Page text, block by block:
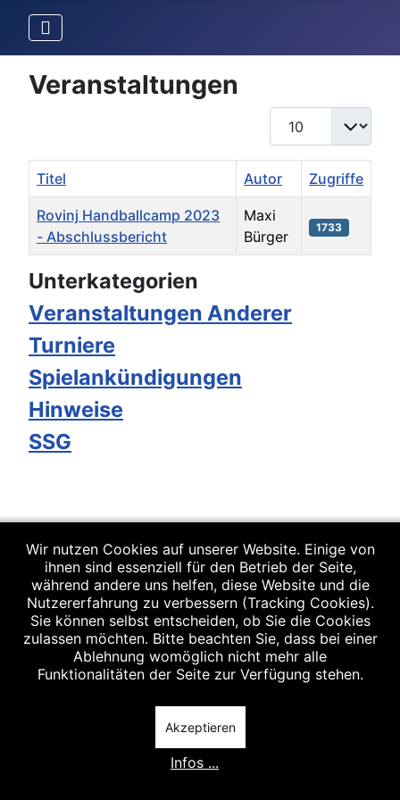
Veranstaltungen
Anzeige #
Titel Autor Zugriffe
Rovinj Handballcamp 2023
- Abschlussbericht
Maxi
Bürger
1733
Unterkategorien
Veranstaltungen Anderer
Turniere
Spielankündigungen
Hinweise
SSG
Wir nutzen Cookies auf unserer Website. Einige von
ihnen sind essenziell für den Betrieb der Seite,
während andere uns helfen, diese Website und die
Nutzererfahrung zu verbessern (Tracking Cookies).
Sie können selbst entscheiden, ob Sie die Cookies
zulassen möchten. Bitte beachten Sie, dass bei einer
Ablehnung womöglich nicht mehr alle
Funktionalitäten der Seite zur Verfügung stehen.
Akzeptieren
Infos ...